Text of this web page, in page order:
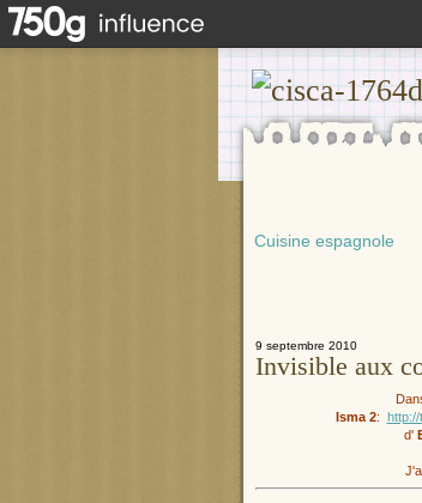
Cuisine espagnole
9 septembre 2010
Invisible aux
Isma 2:
d'